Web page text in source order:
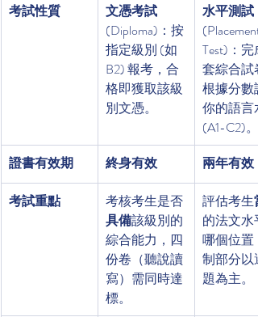
考試性質
文憑考試
(Diploma)：按
指定級別 (如
B2) 報考，合
格即獲取該級
別文憑。
水平測試
(Placement
Test)：完
套綜合試
根據分數
你的語言
(A1-C2)。
證書有效期
終身有效 兩年有效
考試重點
考核考生是否
具備該級別的
綜合能力，四
份卷（聽說讀
寫）需同時達
標。
評估考生
的法文水
哪個位置
制部分以
題為主。